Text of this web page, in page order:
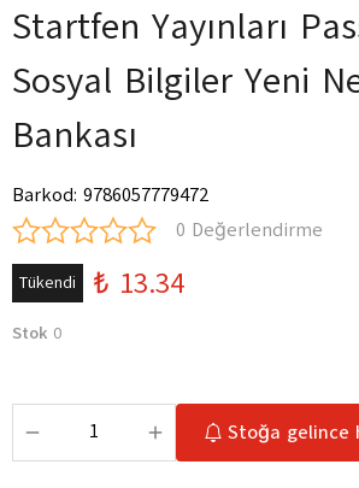
Startfen Yayınları
Sosyal Bilgiler Yeni
Bankası
Barkod: 9786057779472
0 Değerlendirme
Tükendi ₺ 13.34
Stok 0
Stoğa gelince